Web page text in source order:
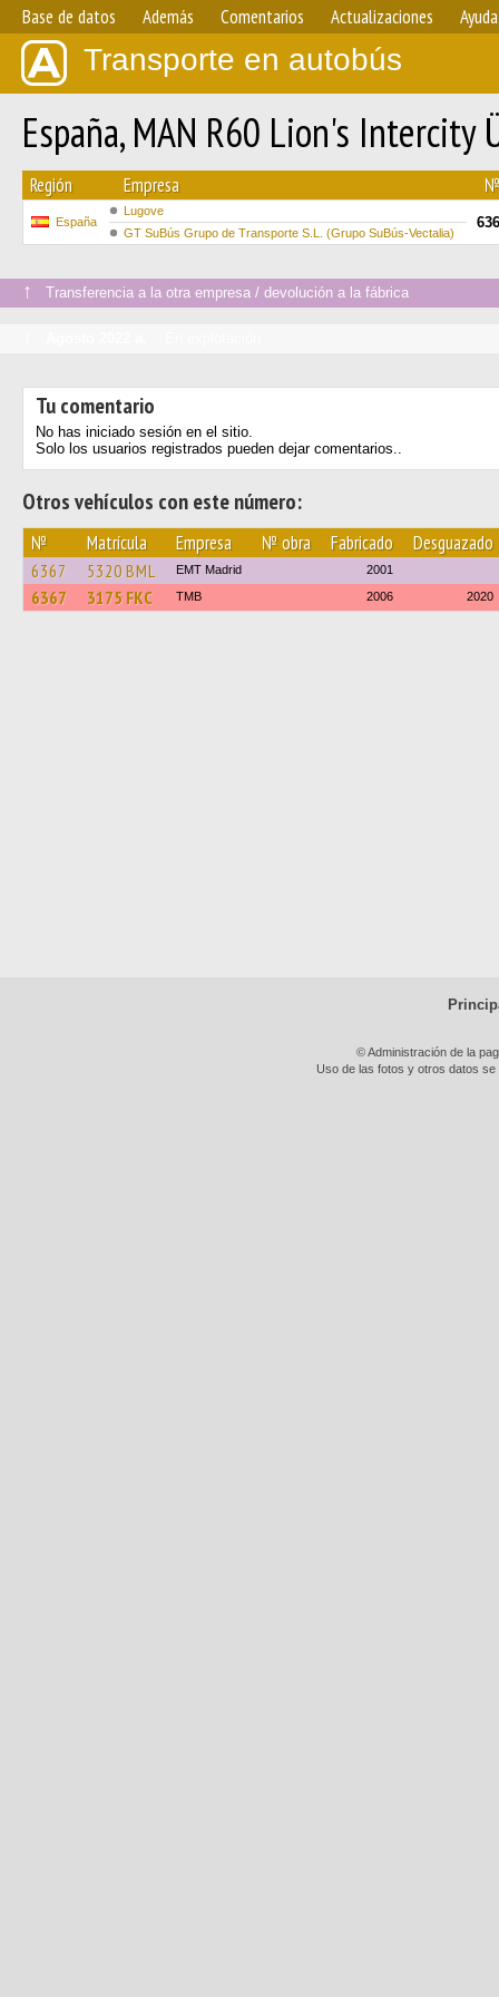
Base de datos Además Comentarios Actualizaciones Ayuda
Transporte en autobús
España, MAN R60 Lion's
Región Empresa №
España
Lugove
GT SuBús Grupo de Transporte S.L. (Grupo SuBús-Vectalia)
↑ Transferencia a la otra empresa / devolución a la fábrica
Tu comentario
No has iniciado sesión en el sitio.
Solo los usuarios registrados pueden dejar comentarios..
Otros vehículos con este número:
№ Matrícula Empresa № obra Fabricado Desguazado
6367 5320 BML EMT Madrid 2001
6367 3175 FKC TMB 2006 2020
© Administración de la
Uso de las fotos y otros datos